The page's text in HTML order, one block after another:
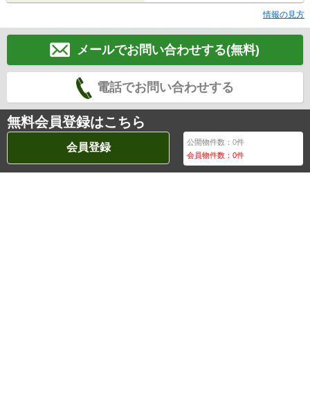
情報の見方
メールでお問い合わせする(無料)
電話でお問い合わせする
無料会員登録はこちら
会員登録 公開物件数：0件
会員物件数：0件